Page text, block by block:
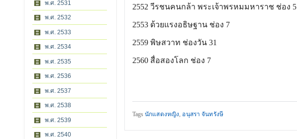
พ.ศ. 2531
พ.ศ. 2532
พ.ศ. 2533
พ.ศ. 2534
พ.ศ. 2535
พ.ศ. 2536
พ.ศ. 2537
พ.ศ. 2538
พ.ศ. 2539
พ.ศ. 2540
2552 วีรชนคนกล้า พระเจ้าพรหมมหาราช ช่อง 5
2553 ด้วยแรงอธิษฐาน ช่อง 7
2559 พิษสวาท ช่องวัน 31
2560 สื่อสองโลก ช่อง 7
Tagsนักแสดงหญิง, อนุสรา จันทรังษี